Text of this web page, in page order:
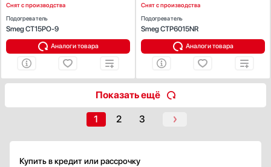
Снят с производства
Подогреватель
Smeg CT15PO-9
Аналоги товара
Снят с производства
Подогреватель
Smeg CTP6015NR
Аналоги товара
Показать ещё
1 2 3
Купить в кредит или рассрочку